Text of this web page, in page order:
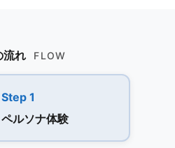
流れ FLOW
Step 1
ルソナ体験